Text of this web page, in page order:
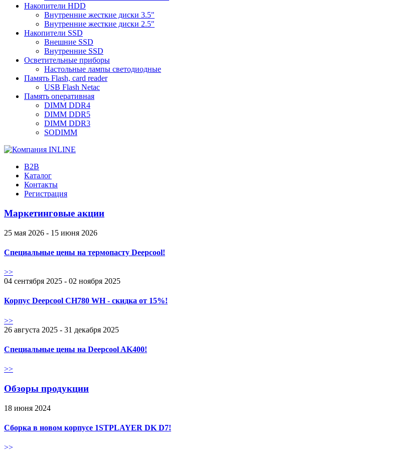
Накопители HDD
Внутренние жесткие диски 3.5"
Внутренние жесткие диски 2.5"
Накопители SSD
Внешние SSD
Внутренние SSD
Осветительные приборы
Настольные лампы светодиодные
Память Flash, card reader
USB Flash Netac
Память оперативная
DIMM DDR4
DIMM DDR5
DIMM DDR3
SODIMM
B2B
Каталог
Контакты
Регистрация
Маркетинговые акции
25 мая 2026 - 15 июня 2026
Специальные цены на термопасту Deepcool!
>>
04 сентября 2025 - 02 ноября 2025
Корпус Deepcool CH780 WH - скидка от 15%!
>>
26 августа 2025 - 31 декабря 2025
Специальные цены на Deepcool AK400!
>>
Обзоры продукции
18 июня 2024
Сборка в новом корпусе 1STPLAYER DK D7!
>>